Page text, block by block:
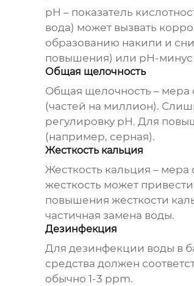
pH – показатель
вода) может вызвать
образованию накипи и
повышения) или pH-
Общая щелочность
Общая щелочность – мера
(частей на миллион).
регулировку pH. Для
(например, серная).
Жесткость кальция
Жесткость кальция –
жесткость может
повышения жесткости
частичная замена воды.
Дезинфекция
Для дезинфекции воды в
средства должен
обычно 1-3 ppm.